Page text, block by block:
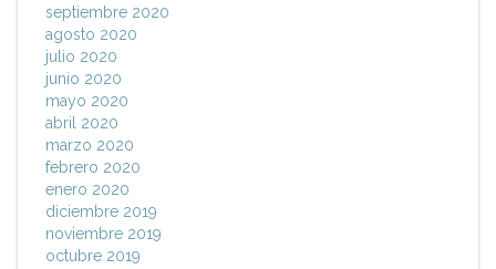
septiembre 2020
agosto 2020
julio 2020
junio 2020
mayo 2020
abril 2020
marzo 2020
febrero 2020
enero 2020
diciembre 2019
noviembre 2019
octubre 2019